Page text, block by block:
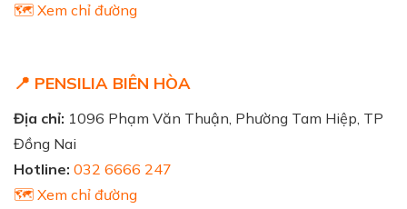
🗺️ Xem chỉ đường
📍 PENSILIA BIÊN HÒA
Địa chỉ: 1096 Phạm Văn Thuận, Phường Tam Hiệp, TP
Đồng Nai
Hotline: 032 6666 247
🗺️ Xem chỉ đường